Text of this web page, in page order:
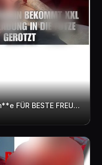
schw**z GETEILT!!! XXL cream**e FÜR BESTE FREUNDIN